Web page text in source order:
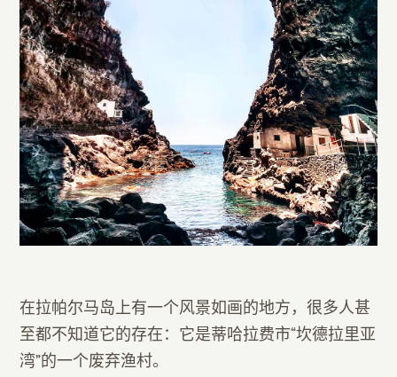
在拉帕尔马岛上有一个风景如画的地方，很多人甚
至都不知道它的存在：它是蒂哈拉费市“坎德拉里亚
湾”的一个废弃渔村。